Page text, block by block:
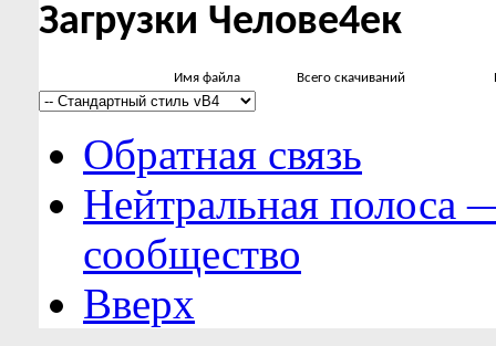
Загрузки Челове4ек
Имя файла Всего скачиваний
Обратная связь
Нейтральная полоса
сообщество
Вверх